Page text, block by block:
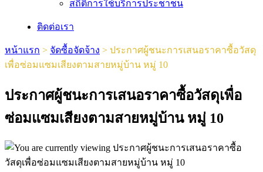
สถิติการใช้บริการประชาชน
ติดต่อเรา
หน้าแรก > จัดซื้อจัดจ้าง > ประกาศผู้ชนะการเสนอราคาซื้อวัสดุ
เพื่อซ่อมแซมเสียงตามสายหมู่บ้าน หมู่ 10
ประกาศผู้ชนะการเสนอราคาซื้อวัสดุเพื่อ
ซ่อมแซมเสียงตามสายหมู่บ้าน หมู่ 10